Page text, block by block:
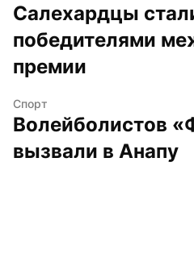
Салехардцы
победителями
премии
Спорт
Волейболистов
вызвали в Анапу